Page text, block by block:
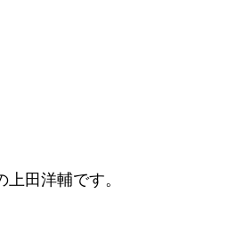
田洋輔です。